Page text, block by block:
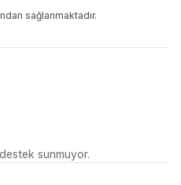
sağlanmaktadır.
sunmuyor.